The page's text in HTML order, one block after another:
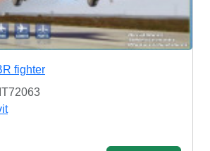
fighter